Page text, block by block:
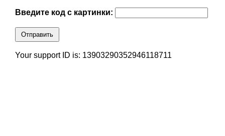
Введите код с картинки:
Отправить
Your support ID is: 13903290352946118711